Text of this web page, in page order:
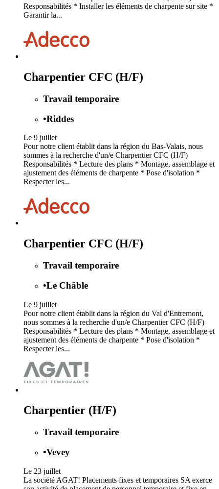
Responsabilités * Installer les éléments de charpente sur site *
Garantir la...
Charpentier CFC (H/F)
Travail temporaire
•Riddes
Le 9 juillet
Pour notre client établit dans la région du Bas-Valais, nous
sommes à la recherche d'un/e Charpentier CFC (H/F)
Responsabilités * Lecture des plans * Montage, assemblage et
ajustement des éléments de charpente * Pose d'isolation *
Respecter les...
Charpentier CFC (H/F)
Travail temporaire
•Le Châble
Le 9 juillet
Pour notre client établit dans la région du Val d'Entremont,
nous sommes à la recherche d'un/e Charpentier CFC (H/F)
Responsabilités * Lecture des plans * Montage, assemblage et
ajustement des éléments de charpente * Pose d'isolation *
Respecter les...
Charpentier (H/F)
Travail temporaire
•Vevey
Le 23 juillet
La société AGAT! Placements fixes et temporaires SA exerce